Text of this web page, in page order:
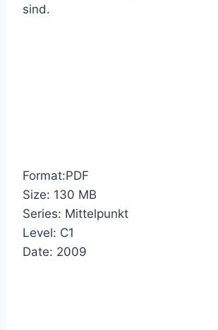
sind.
Format:PDF
Size: 130 MB
Series: Mittelpunkt
Level: C1
Date: 2009